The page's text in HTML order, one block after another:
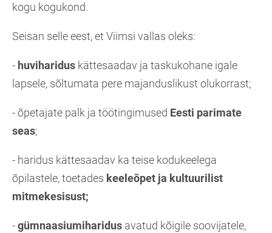
kogu kogukond.
Seisan selle eest, et Viimsi vallas oleks:
- huviharidus kättesaadav ja taskukohane igale
lapsele, sõltumata pere majanduslikust olukorrast;
- õpetajate palk ja töötingimused Eesti parimate
seas;
- haridus kättesaadav ka teise kodukeelega
õpilastele, toetades keeleõpet ja kultuurilist
mitmekesisust;
-gümnaasiumiharidus avatud kõigile soovijatele,